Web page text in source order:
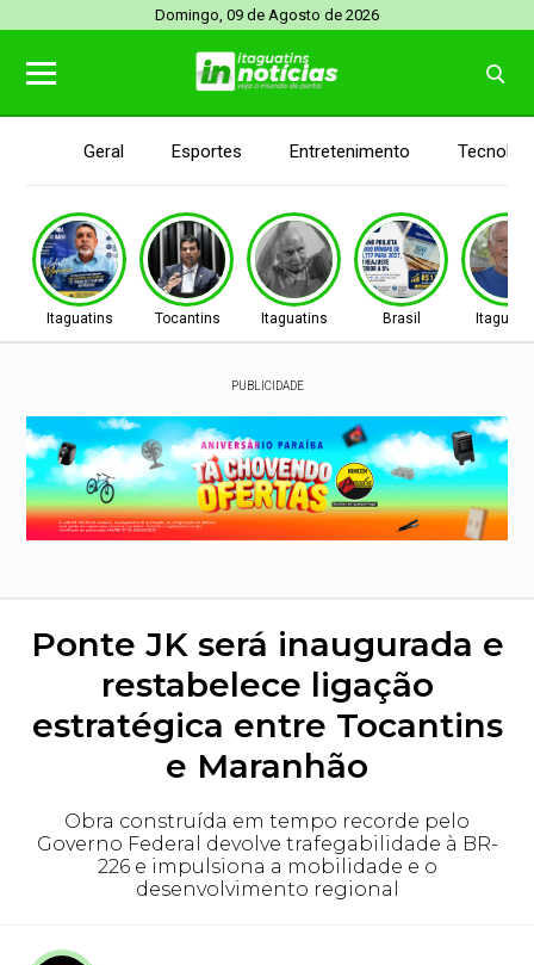
Domingo, 09 de Agosto de 2026
Geral Esportes Entretenimento
Itaguatins Tocantins Itaguatins Brasil
PUBLICIDADE
Ponte JK será inaugurada e
restabelece ligação
estratégica entre Tocantins
e Maranhão
Obra construída em tempo recorde pelo
Governo Federal devolve trafegabilidade à BR-
226 e impulsiona a mobilidade e o
desenvolvimento regional